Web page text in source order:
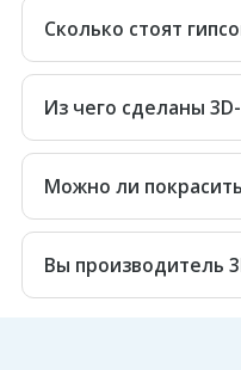
Сколько стоят
Из чего сделаны
Можно ли
Вы производитель